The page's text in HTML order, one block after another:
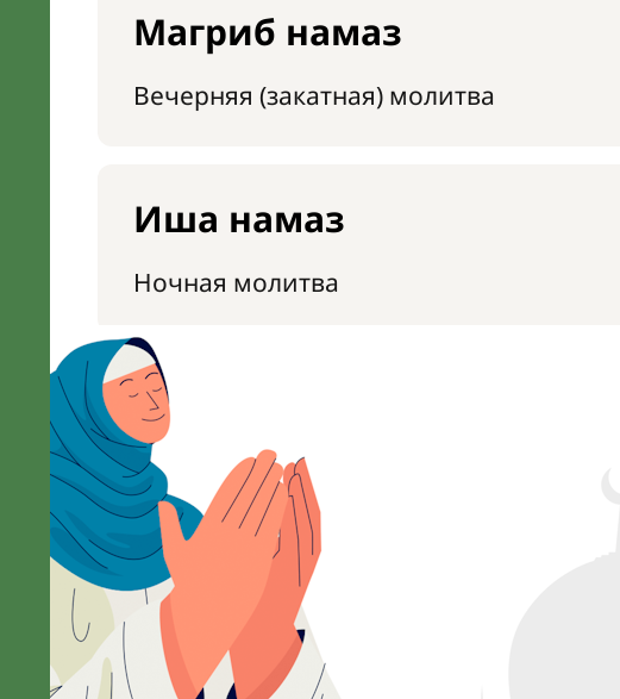
Магриб намаз
Вечерняя (закатная) молитва
Иша намаз
Ночная молитва